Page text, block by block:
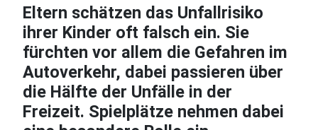
Eltern schätzen das Unfallrisiko
ihrer Kinder oft falsch ein. Sie
fürchten vor allem die Gefahren im
Autoverkehr, dabei passieren über
die Hälfte der Unfälle in der
Freizeit. Spielplätze nehmen dabei